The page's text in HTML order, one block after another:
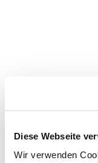
Diese Webseite
Wir verwenden